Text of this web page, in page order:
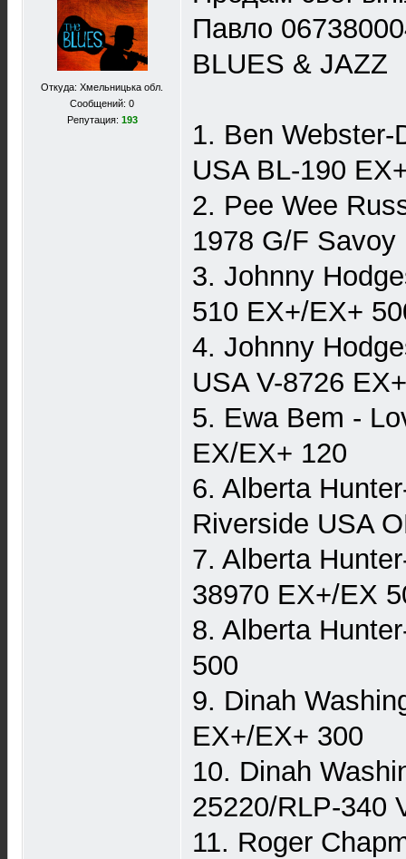
Откуда: Хмельницька обл.
Сообщений: 0
Репутация: 193
Павло
BLUES & JAZZ
1. Ben
USA BL-190
2. Pee Wee
1978 G/F
3. Johnny
510 EX+/EX+
4. Johnny
USA V-8726
5. Ewa Bem -
EX/EX+ 120
6. Alberta
Riverside USA
7. Alberta
38970 EX+/EX
8. Alberta
500
9. Dinah
EX+/EX+ 300
10. Dinah
25220/RLP-340
11. Roger